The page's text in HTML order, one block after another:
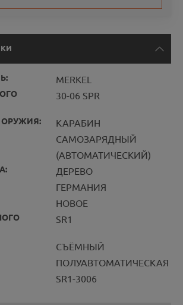
MERKEL
30-06 SPR
ОРУЖИЯ:
КАРАБИН
САМОЗАРЯДНЫЙ
(АВТОМАТИЧЕСКИЙ)
ДЕРЕВО
ГЕРМАНИЯ
НОВОЕ
SR1
СЪЁМНЫЙ
ПОЛУАВТОМАТИЧЕСКАЯ
SR1-3006